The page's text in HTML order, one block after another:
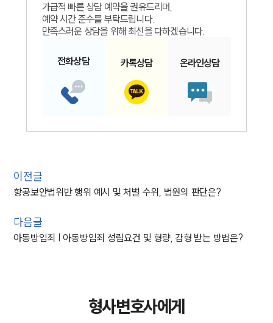
가급적 빠른 상담 예약을 권유드리며,
예약 시간 준수를 부탁드립니다.
만족스러운 상담을 위해 최선을 다하겠습니다.
전화상담 카톡상담 온라인상담
이전글
항공보안법위반 행위 예시 및 처벌 수위, 법원의 판단은?
다음글
아동방임죄 | 아동방임죄 성립요건 및 형량, 감형 받는 방법은?
형사변호사에게